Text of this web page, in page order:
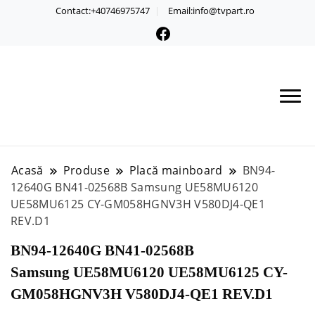
Contact:+40746975747 Email:info@tvpart.ro
Acasă Produse Placă mainboard
BN94-
12640G BN41-02568B Samsung UE58MU6120
UE58MU6125 CY-GM058HGNV3H V580DJ4-QE1
REV.D1
BN94-12640G BN41-02568B
Samsung UE58MU6120 UE58MU6125 CY-
GM058HGNV3H V580DJ4-QE1 REV.D1